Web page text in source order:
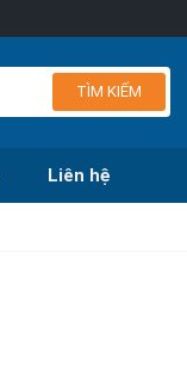
TÌM KIẾM
Liên hệ